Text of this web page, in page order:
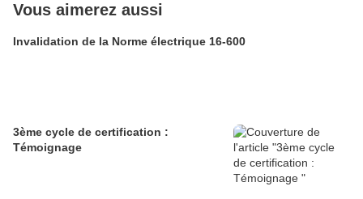
Vous aimerez aussi
Invalidation de la Norme électrique 16-600
3ème cycle de certification :
Témoignage